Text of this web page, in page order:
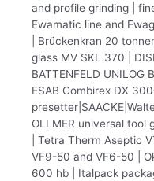
and profile grinding |
Ewamatic line and
| Brückenkran 20
glass MV SKL 370 |
BATTENFELD UNILOG
ESAB Combirex DX
OLLMER universal tool
| Tetra Therm Aseptic
VF9-50 and VF6-50 |
600 hb | Italpack